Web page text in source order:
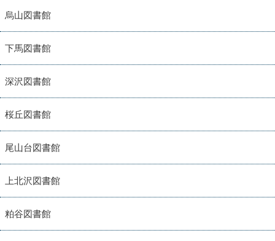
烏山図書館
下馬図書館
深沢図書館
桜丘図書館
尾山台図書館
上北沢図書館
粕谷図書館